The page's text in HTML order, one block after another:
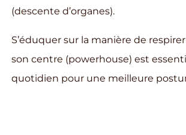
(descente d’organes).
S’éduquer sur la manière de
son centre (powerhouse) est
quotidien pour une meilleure